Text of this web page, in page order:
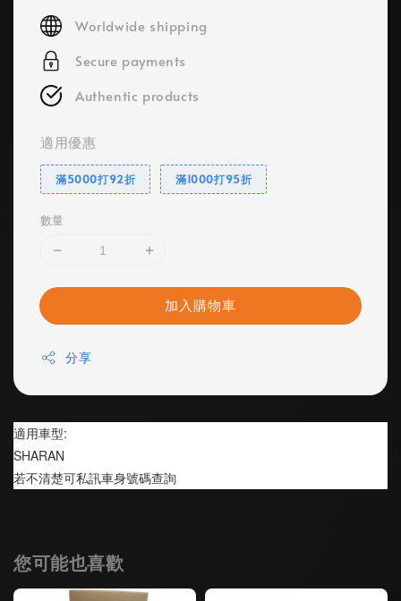
price
Worldwide shipping
Secure payments
Authentic products
適用優惠
滿5000打92折 滿1000打95折
數量
加入購物車
分享
適用車型:
SHARAN
若不清楚可私訊車身號碼查詢
您可能也喜歡